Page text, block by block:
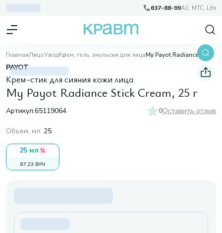
637-88-99A1, МТС, Life
ГлавнаяЛицоУходКрем, гель, эмульсия для лица My Payot Radiance Stick Cream, 25 г
PAYOT
Крем-стик для сияния кожи лица
My Payot Radiance Stick Cream, 25 г
Артикул:65119064 0Оставить отзыв
Объем, мл: 25
25 мл
87,23 BYN